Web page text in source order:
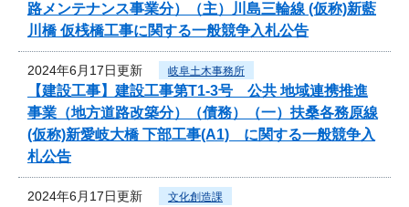
路メンテナンス事業分）（主）川島三輪線 (仮称)新藍
川橋 仮桟橋工事に関する一般競争入札公告
2024年6月17日更新 岐阜土木事務所
【建設工事】建設工事第T1-3号 公共 地域連携推進
事業（地方道路改築分）（債務）（一）扶桑各務原線
(仮称)新愛岐大橋 下部工事(A1) に関する一般競争入
札公告
2024年6月17日更新 文化創造課